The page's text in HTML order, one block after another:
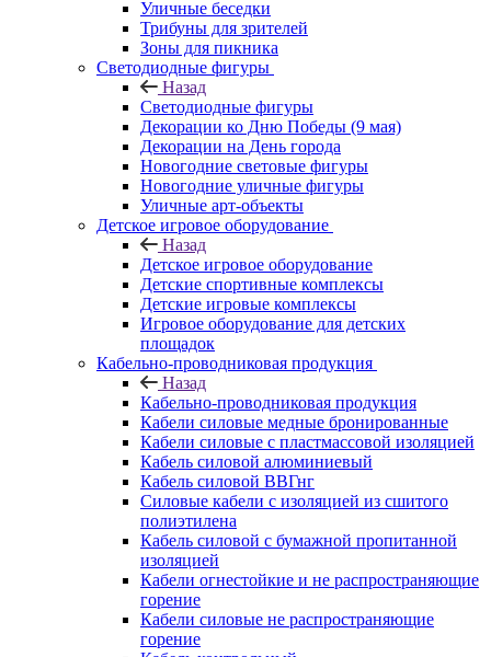
Уличные беседки
Трибуны для зрителей
Зоны для пикника
Светодиодные фигуры
Назад
Светодиодные фигуры
Декорации ко Дню Победы (9 мая)
Декорации на День города
Новогодние световые фигуры
Новогодние уличные фигуры
Уличные арт-объекты
Детское игровое оборудование
Назад
Детское игровое оборудование
Детские спортивные комплексы
Детские игровые комплексы
Игровое оборудование для детских
площадок
Кабельно-проводниковая продукция
Назад
Кабельно-проводниковая продукция
Кабели силовые медные бронированные
Кабели силовые с пластмассовой изоляцией
Кабель силовой алюминиевый
Кабель силовой ВВГнг
Силовые кабели с изоляцией из сшитого
полиэтилена
Кабель силовой с бумажной пропитанной
изоляцией
Кабели огнестойкие и не распространяющие
горение
Кабели силовые не распространяющие
горение